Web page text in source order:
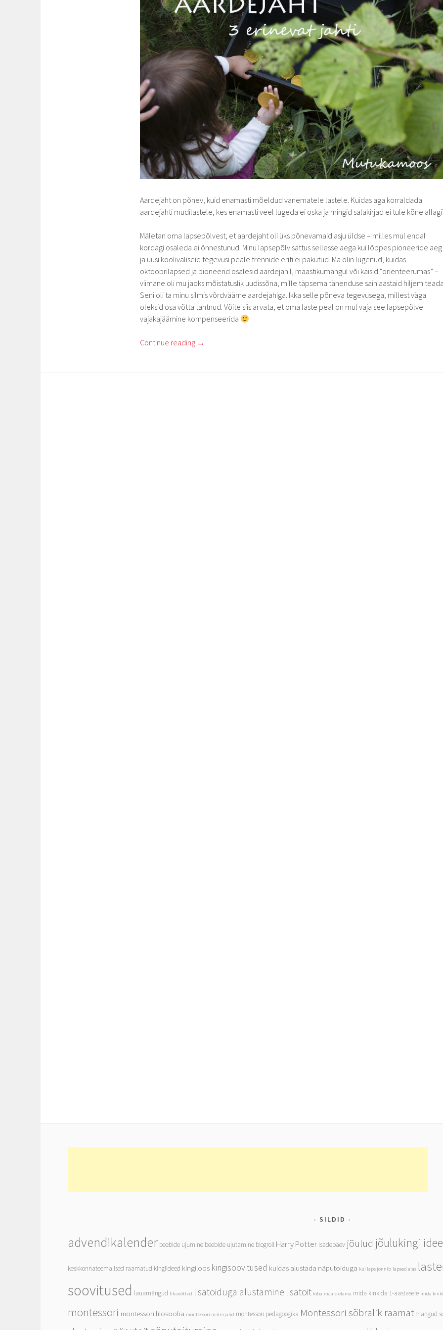
Aardejaht on põnev, kuid enamasti mõeldud vanematele lastele. Kuidas aga korraldada
aardejahti mudilastele, kes enamasti veel lugeda ei oska ja mingid salakirjad ei tule kõne
Mäletan oma lapsepõlvest, et aardejaht oli üks põnevamaid asju üldse – milles mul endal
kordagi osaleda ei õnnestunud. Minu lapsepõlv sattus sellesse aega kui lõppes pioneeride aeg
ja uusi kooliväliseid tegevusi peale trennide eriti ei pakutud. Ma olin lugenud, kuidas
oktoobrilapsed ja pioneerid osalesid aardejahil, maastikumängul või käisid “orienteerumas” –
viimane oli mu jaoks mõistatuslik uudissõna, mille täpsema tähenduse sain aastaid hiljem
Seni oli ta minu silmis võrdväärne aardejahiga. Ikka selle põneva tegevusega, millest väga
oleksid osa võtta tahtnud. Võite siis arvata, et oma laste peal on mul vaja see lapsepõlve
vajakajäämine kompenseerida
Continue reading →
SILDID
advendikalender beebide ujumine beebide ujutamine blogroll Harry Potter isadepäev jõulud jõulukingi
keskkonnateemalised raamatud kingiideed kingiloos kingisoovitused kuidas alustada näputoiduga kui laps jonnib lapsed aias
soovitused lauamängud lihavõtted lisatoiduga alustamine lisatoit loba maale elama mida kinkida 1-aastasele mida
montessori montessori filosoofia montessori materjalid montessori pedagoogika Montessori sõbralik raamat mängud